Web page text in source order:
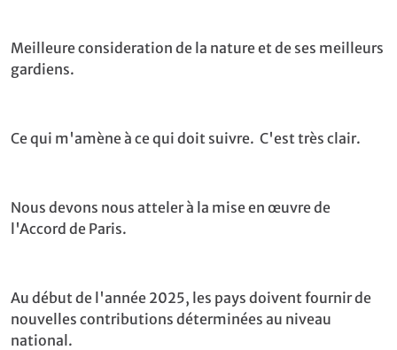
Meilleure consideration de la nature et de ses meilleurs
gardiens.
Ce qui m'amène à ce qui doit suivre. C'est très clair.
Nous devons nous atteler à la mise en œuvre de
l'Accord de Paris.
Au début de l'année 2025, les pays doivent fournir de
nouvelles contributions déterminées au niveau
national.